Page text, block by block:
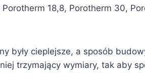
18,8, Porotherm 30,
były cieplejsze, a sposób
trzymający wymiary, tak aby